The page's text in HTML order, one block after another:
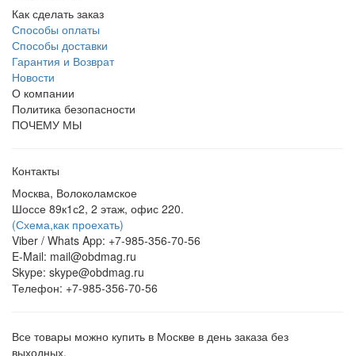
Как сделать заказ
Способы оплаты
Способы доставки
Гарантия и Возврат
Новости
О компании
Политика безопасности
ПОЧЕМУ МЫ
Контакты
Москва, Волоколамское
Шоссе 89к1с2, 2 этаж, офис 220.
(Схема,как проехать)
Viber / Whats App: +7-985-356-70-56
E-Mail: mail@obdmag.ru
Skype: skype@obdmag.ru
Телефон: +7-985-356-70-56
Все товары можно купить в Москве в день заказа без
выходных.